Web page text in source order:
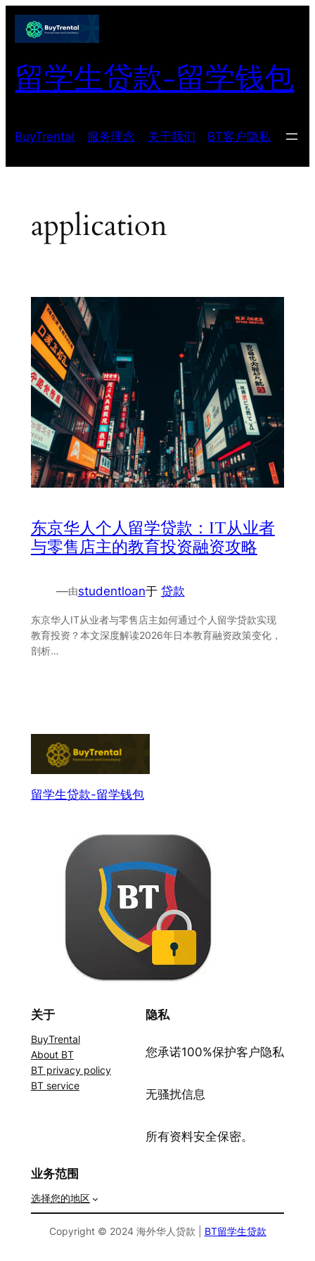
跳
留学生贷款-留学钱包
BuyTrental 服务理念 关于我们 BT客户隐私
application
东京华人个人留学贷款：IT从业者
与零售店主的教育投资融资攻略
—由studentloan于 贷款
东京华人IT从业者与零售店主如何通过个人留学贷款实现
教育投资？本文深度解读2026年日本教育融资政策变化，
剖析…
留学生贷款-留学钱包
关于
BuyTrental
About BT
BT privacy policy
BT service
隐私
您承诺100%保护客户隐私
无骚扰信息
所有资料安全保密。
业务范围
选择您的地区
Copyright © 2024 海外华人贷款 | BT留学生贷款